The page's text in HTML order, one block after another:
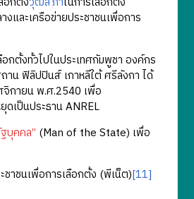
และเครือข่ายประชาชนเพื่อการ
ตั้งทั้วไปในประเทศกัมพูชา องค์กร
าน ฟิลิปปินส์ เกาหลีใต้ ศรีลังกา ได้
จิกายน พ.ศ.2540 เพื่อ
เป็นประธาน ANREL
บุคคล” (Man of the State) เพื่อ
าชนเพื่อการเลือกตั้ง (พีเน็ต)[11]